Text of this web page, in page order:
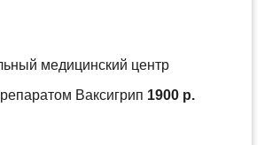
медицинский центр
Ваксигрип 1900 р.